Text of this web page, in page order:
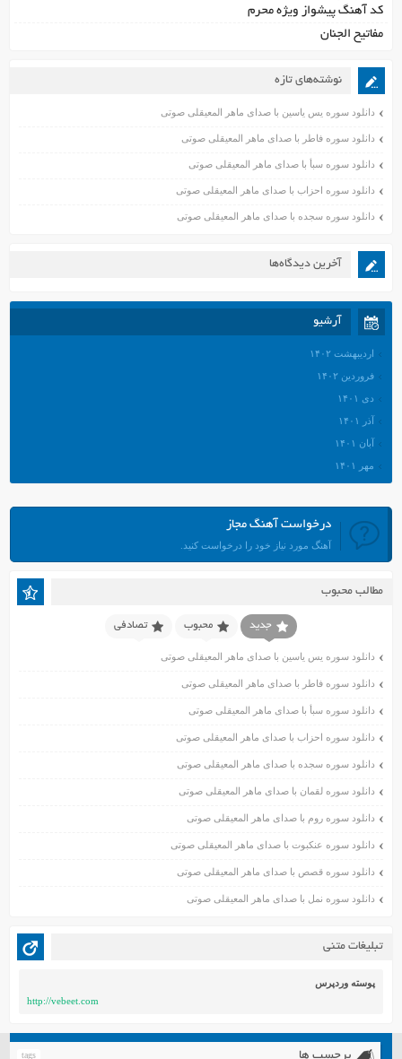
کد آهنگ پیشواز ویژه محرم
مفاتیح الجنان
نوشته‌های تازه
دانلود سوره یس یاسین با صدای ماهر المعیقلی صوتی
دانلود سوره فاطر با صدای ماهر المعیقلی صوتی
دانلود سوره سبأ با صدای ماهر المعیقلی صوتی
دانلود سوره احزاب با صدای ماهر المعیقلی صوتی
دانلود سوره سجده با صدای ماهر المعیقلی صوتی
آخرین دیدگاه‌ها
آرشیو
اردیبهشت ۱۴۰۲
فروردین ۱۴۰۲
دی ۱۴۰۱
آذر ۱۴۰۱
آبان ۱۴۰۱
مهر ۱۴۰۱
مرداد ۱۴۰۱
تیر ۱۴۰۱
فروردین ۱۴۰۱
آذر ۱۴۰۰
آبان ۱۴۰۰
اسفند ۱۳۹۹
آبان ۱۳۹۹
مهر ۱۳۹۹
مرداد ۱۳۹۹
فروردین ۱۳۹۸
مرداد ۱۳۹۷
درخواست آهنگ مجاز
آهنگ مورد نیاز خود را درخواست کنید.
مطالب محبوب
جدید محبوب تصادفی
دانلود سوره یس یاسین با صدای ماهر المعیقلی صوتی
دانلود سوره فاطر با صدای ماهر المعیقلی صوتی
دانلود سوره سبأ با صدای ماهر المعیقلی صوتی
دانلود سوره احزاب با صدای ماهر المعیقلی صوتی
دانلود سوره سجده با صدای ماهر المعیقلی صوتی
دانلود سوره لقمان با صدای ماهر المعیقلی صوتی
دانلود سوره روم با صدای ماهر المعیقلی صوتی
دانلود سوره عنکبوت با صدای ماهر المعیقلی صوتی
دانلود سوره قصص با صدای ماهر المعیقلی صوتی
دانلود سوره نمل با صدای ماهر المعیقلی صوتی
تبلیغات متنی
پوسته وردپرس
http://vebeet.com
برچسب ها tags